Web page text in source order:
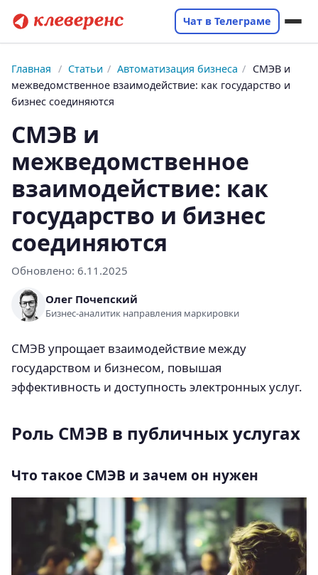
Чат в Телеграме
Главная / Статьи / Автоматизация бизнеса / СМЭВ и
межведомственное взаимодействие: как государство и
бизнес соединяются
СМЭВ и
межведомственное
взаимодействие: как
государство и бизнес
соединяются
Обновлено: 6.11.2025
Олег Почепский
Бизнес-аналитик направления маркировки
СМЭВ упрощает взаимодействие между
государством и бизнесом, повышая
эффективность и доступность электронных услуг.
Роль СМЭВ в публичных услугах
Что такое СМЭВ и зачем он нужен